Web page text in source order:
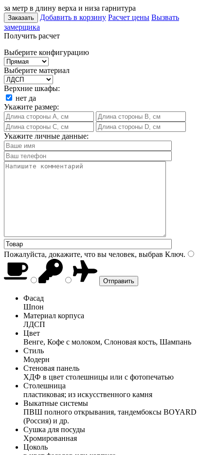
за метр в длину верха и низа гарнитура
Заказать Добавить в корзину Расчет цены Вызвать
замерщика
Получить расчет
Выберите конфигурацию
Выберите материал
Верхние шкафы:
нет да
Укажите размер:
Укажите личные данные:
Пожалуйста, докажите, что вы человек, выбрав Ключ.
Фасад
Шпон
Материал корпуса
ЛДСП
Цвет
Венге, Кофе с молоком, Слоновая кость, Шампань
Стиль
Модерн
Стеновая панель
ХДФ в цвет столешницы или с фотопечатью
Столешница
пластиковая; из искусственного камня
Выкатные системы
ПВШ полного открывания, тандембоксы BOYARD
(Россия) и др.
Сушка для посуды
Хромированная
Цоколь